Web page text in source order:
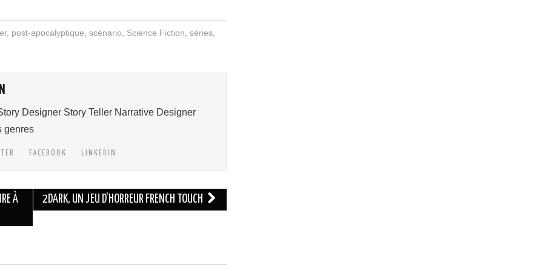
, post-apocalyptique scénario Science Fiction séries,
Designer Story Teller Narrative Designer
genres
FACEBOOK LINKEDIN
À
2DARK, UN JEU D’HORREUR FRENCH TOUCH